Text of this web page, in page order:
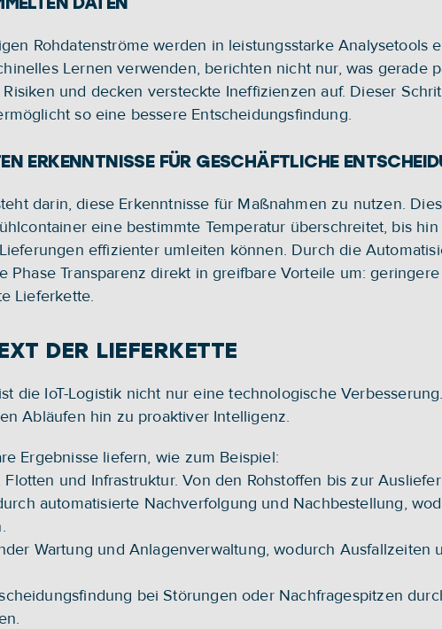
Rohdatenströme werden in leistungsstarke Analysetools
Lernen verwenden, berichten nicht nur, was gerade
und decken versteckte Ineffizienzen auf. Dieser
so eine bessere Entscheidungsfindung.
ERKENNTNISSE FÜR GESCHÄFTLICHE
darin, diese Erkenntnisse für Maßnahmen zu nutzen.
eine bestimmte Temperatur überschreitet, bis
effizienter umleiten können. Durch die
Phase Transparenz direkt in greifbare Vorteile um:
Lieferkette.
DER LIEFERKETTE
die IoT-Logistik nicht nur eine technologische
Abläufen hin zu proaktiver Intelligenz.
Ergebnisse liefern, wie zum Beispiel:
und Infrastruktur. Von den Rohstoffen bis zur
automatisierte Nachverfolgung und Nachbestellung,
Wartung und Anlagenverwaltung, wodurch Ausfallzeiten
bei Störungen oder Nachfragespitzen